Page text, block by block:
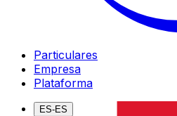
Particulares
Empresa
Plataforma
ES-ES